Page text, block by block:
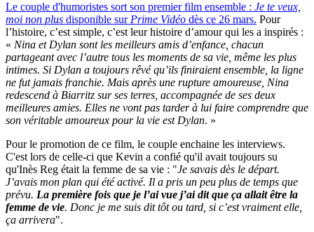
Le couple d'humoristes sort son premier film ensemble : Je te veux,
moi non plus disponible sur Prime Vidéo dès ce 26 mars. Pour
l’histoire, c’est simple, c’est leur histoire d’amour qui les a inspirés :
« Nina et Dylan sont les meilleurs amis d’enfance, chacun
partageant avec l’autre tous les moments de sa vie, même les plus
intimes. Si Dylan a toujours rêvé qu’ils finiraient ensemble, la ligne
ne fut jamais franchie. Mais après une rupture amoureuse, Nina
redescend à Biarritz sur ses terres, accompagnée de ses deux
meilleures amies. Elles ne vont pas tarder à lui faire comprendre que
son véritable amoureux pour la vie est Dylan. »
Pour le promotion de ce film, le couple enchaine les interviews.
C'est lors de celle-ci que Kevin a confié qu'il avait toujours su
qu'Inès Reg était la femme de sa vie : "Je savais dès le départ.
J’avais mon plan qui été activé. Il a pris un peu plus de temps que
prévu. La première fois que je l’ai vue j’ai dit que ça allait être la
femme de vie. Donc je me suis dit tôt ou tard, si c’est vraiment elle,
ça arrivera".